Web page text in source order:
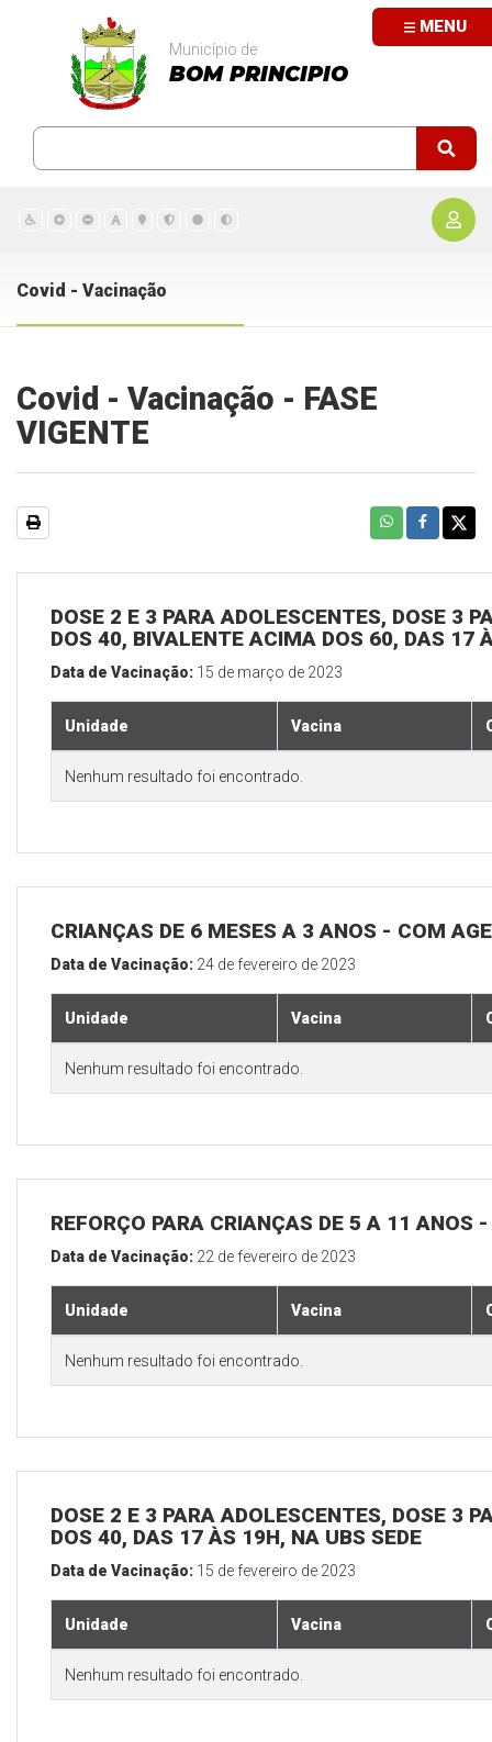
MENU
Município de
BOM PRINCIPIO
Covid - Vacinação
Covid - Vacinação - FASE
VIGENTE
DOSE 2 E 3 PARA ADOLESCENTES, DOSE 3
DOS 40, BIVALENTE ACIMA DOS 60, DAS 17
Data de Vacinação: 15 de março de 2023
Unidade Vacina
Nenhum resultado foi encontrado.
CRIANÇAS DE 6 MESES A 3 ANOS - COM
Data de Vacinação: 24 de fevereiro de 2023
Unidade Vacina
Nenhum resultado foi encontrado.
REFORÇO PARA CRIANÇAS DE 5 A 11 ANOS
Data de Vacinação: 22 de fevereiro de 2023
Unidade Vacina
Nenhum resultado foi encontrado.
DOSE 2 E 3 PARA ADOLESCENTES, DOSE 3
DOS 40, DAS 17 ÀS 19H, NA UBS SEDE
Data de Vacinação: 15 de fevereiro de 2023
Unidade Vacina
Nenhum resultado foi encontrado.